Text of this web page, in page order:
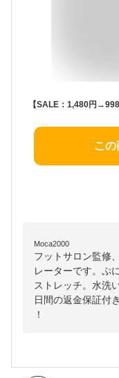
この
Moca2000
フットサロン監修
レーターです。ぷ
ストレッチ。水洗
日間の返金保証付
！